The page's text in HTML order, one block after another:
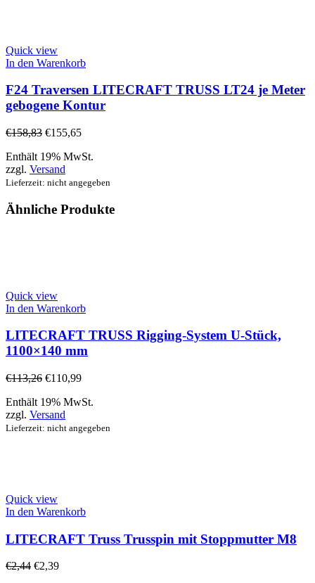
Quick view
In den Warenkorb
F24 Traversen LITECRAFT TRUSS LT24 je Meter
gebogene Kontur
€158,83 €155,65
Enthält 19% MwSt.
zzgl. Versand
Lieferzeit: nicht angegeben
Ähnliche Produkte
Quick view
In den Warenkorb
LITECRAFT TRUSS Rigging-System U-Stück,
1100×140 mm
€113,26 €110,99
Enthält 19% MwSt.
zzgl. Versand
Lieferzeit: nicht angegeben
Quick view
In den Warenkorb
LITECRAFT Truss Trusspin mit Stoppmutter M8
€2,44 €2,39